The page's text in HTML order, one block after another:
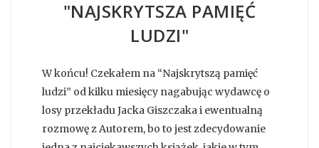
"NAJSKRYTSZA PAMIĘĆ
LUDZI"
W końcu! Czekałem na “Najskrytszą pamięć
ludzi” od kilku miesięcy nagabując wydawcę o
losy przekładu Jacka Giszczaka i ewentualną
rozmowę z Autorem, bo to jest zdecydowanie